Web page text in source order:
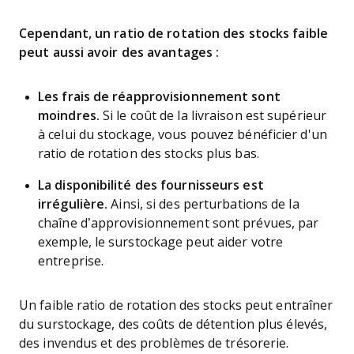
Cependant, un ratio de rotation des stocks faible
peut aussi avoir des avantages :
Les frais de réapprovisionnement sont
moindres. Si le coût de la livraison est supérieur
à celui du stockage, vous pouvez bénéficier d'un
ratio de rotation des stocks plus bas.
La disponibilité des fournisseurs est
irrégulière. Ainsi, si des perturbations de la
chaîne d’approvisionnement sont prévues, par
exemple, le surstockage peut aider votre
entreprise.
Un faible ratio de rotation des stocks peut entraîner
du surstockage, des coûts de détention plus élevés,
des invendus et des problèmes de trésorerie.